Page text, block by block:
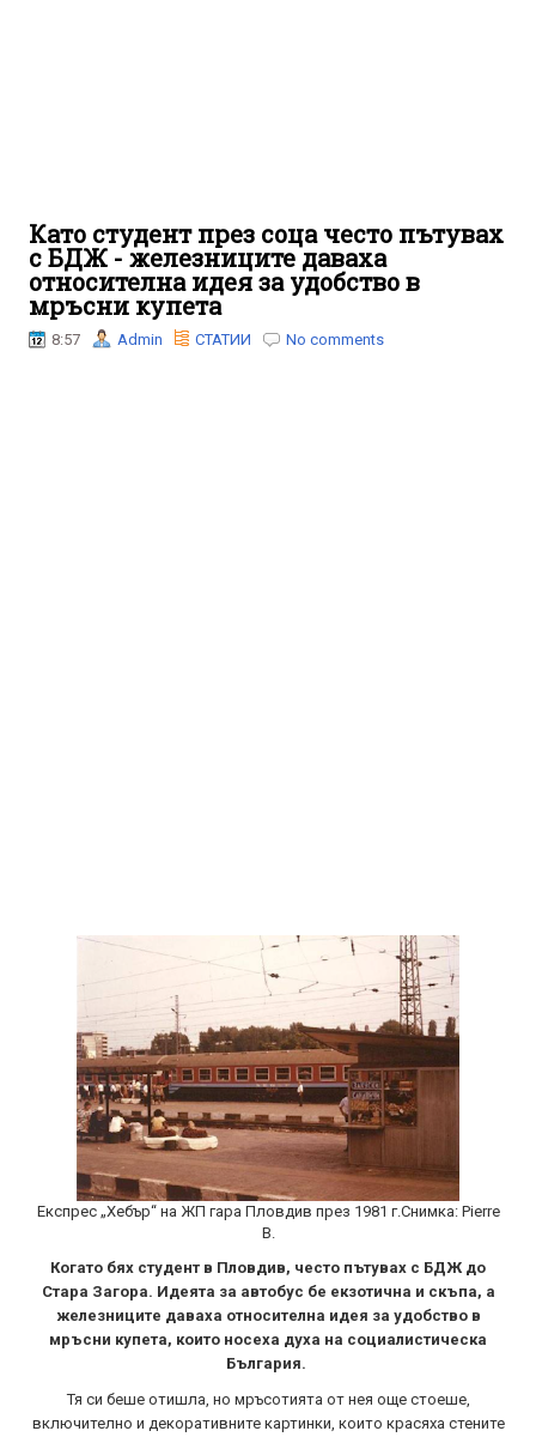
Като студент през соца често пътувах
с БДЖ - железниците даваха
относителна идея за удобство в
мръсни купета
8:57 Admin СТАТИИ No comments
Експрес „Хебър“ на ЖП гара Пловдив през 1981 г.Снимка: Pierre
B.
Когато бях студент в Пловдив, често пътувах с БДЖ до
Стара Загора. Идеята за автобус бе екзотична и скъпа, а
железниците даваха относителна идея за удобство в
мръсни купета, които носеха духа на социалистическа
България.
Тя си беше отишла, но мръсотията от нея още стоеше,
включително и декоративните картинки, които красяха стените